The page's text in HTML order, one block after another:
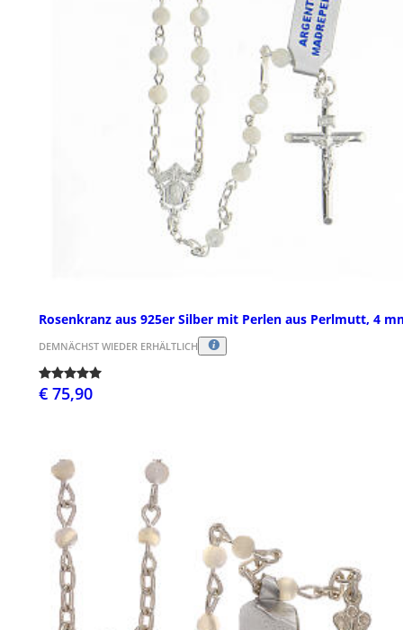
Rosenkranz aus 925er Silber mit Perlen aus Perlmutt, 4
DEMNÄCHST WIEDER ERHÄLTLICH
€ 75,90